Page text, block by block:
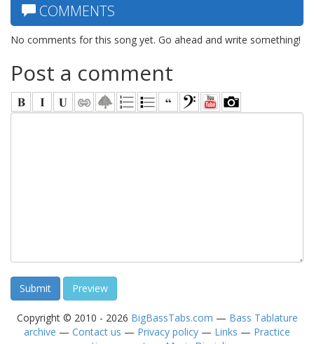
COMMENTS
No comments for this song yet. Go ahead and write something!
Post a comment
Copyright © 2010 - 2026 BigBassTabs.com — Bass Tablature
archive — Contact us — Privacy policy — Links — Practice